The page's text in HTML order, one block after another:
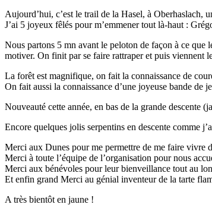
Aujourd’hui, c’est le trail de la Hasel, à Oberhaslach,
J’ai 5 joyeux fêlés pour m’emmener tout là-haut :
Nous partons 5 mn avant le peloton de façon à ce que
motiver. On finit par se faire rattraper et puis viennent
La forêt est magnifique, on fait la connaissance de
On fait aussi la connaissance d’une joyeuse bande de
Nouveauté cette année, en bas de la grande descente
Encore quelques jolis serpentins en descente comme
Merci aux Dunes pour me permettre de me faire vivre
Merci à toute l’équipe de l’organisation pour nous
Merci aux bénévoles pour leur bienveillance tout au
Et enfin grand Merci au génial inventeur de la tarte
A très bientôt en jaune !